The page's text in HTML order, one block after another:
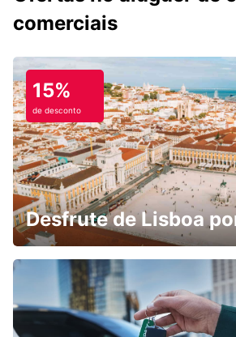
comerciais
15%
de desconto
Desfrute de Lisboa